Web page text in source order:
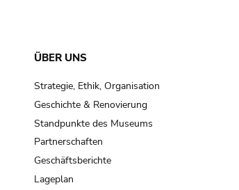
ÜBER UNS
Strategie, Ethik, Organisation
Geschichte & Renovierung
Standpunkte des Museums
Partnerschaften
Geschäftsberichte
Lageplan